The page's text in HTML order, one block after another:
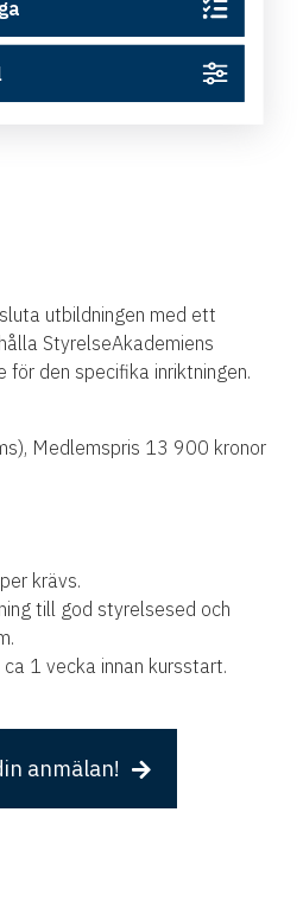
4 tillfällen. Samtliga träffar
utbildningen med ett
StyrelseAkademiens
den specifika inriktningen.
Medlemspris 13 900 kronor
krävs.
till god styrelsesed och
1 vecka innan kursstart.
anmälan!